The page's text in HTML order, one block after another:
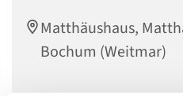
Matthäushaus,
Bochum (Weitmar)